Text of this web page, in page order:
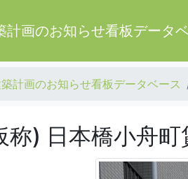
計画のお知らせ看板データ
計画のお知らせ看板データベース
称) 日本橋小舟